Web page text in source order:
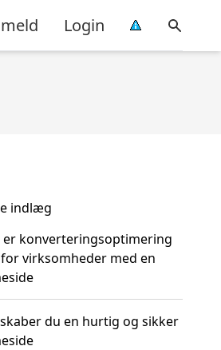
Login
indlæg
konverteringsoptimering
virksomheder med en
du en hurtig og sikker